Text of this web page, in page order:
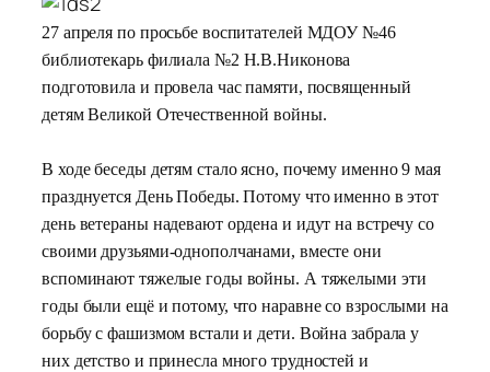
27 апреля по просьбе воспитателей МДОУ №46
библиотекарь филиала №2 Н.В.Никонова
подготовила и провела час памяти, посвященный
детям Великой Отечественной войны.
В ходе беседы детям стало ясно, почему именно 9 мая
празднуется День Победы. Потому что именно в этот
день ветераны надевают ордена и идут на встречу со
своими друзьями-однополчанами, вместе они
вспоминают тяжелые годы войны. А тяжелыми эти
годы были ещё и потому, что наравне со взрослыми на
борьбу с фашизмом встали и дети. Война забрала у
них детство и принесла много трудностей и